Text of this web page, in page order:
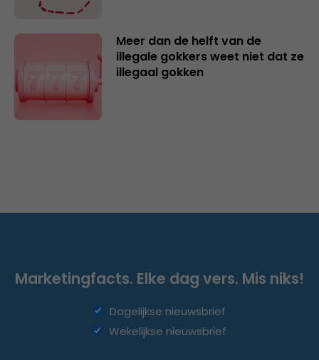
Meer dan de helft van de
illegale gokkers weet niet dat ze
illegaal gokken
Marketingfacts. Elke dag vers. Mis niks!
Dagelijkse nieuwsbrief
Wekelijkse nieuwsbrief